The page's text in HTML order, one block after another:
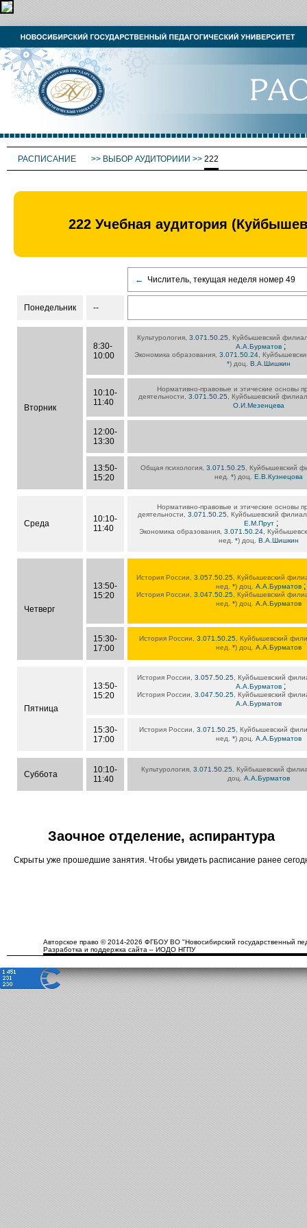
РАСПИСАНИЕ >> ВЫБОР АУДИТОРИИИ >> 222
222 Учебная аудитория
← Числитель, текущая неделя номер 49
Понедельник --
Вторник
8:30-
10:00
Культурология,3.071.50.25
, Куйбышевский
А.А.Бурматов ;
Экономика образования, 3.071.50.24 ,
*) доц.В.А.Шишкин
10:10-
11:40
Нормативно-правовые и этические основы
деятельности, 3.071.50.25 , Куйбышевский
О.И.Мезенцева
12:00-
13:30
13:50-
15:20
Общая психология,3.071.50.25
, Куйбышевский
нед.*) доц.Е.В.Кузнецова
Среда
10:10-
11:40
Нормативно-правовые и этические основы
деятельности, 3.071.50.25 , Куйбышевский
Е.М.Прут ;
Экономика образования,3.071.50.24 ,
нед.*) доц.В.А.Шишкин
Четверг
13:50-
15:20
История России, 3.057.50.25 , Куйбышевский
нед.*) доц.А.А.Бурматов ;
История России, 3.047.50.25 , Куйбышевский
нед.*) доц.А.А.Бурматов
15:30-
17:00
История России,3.071.50.25 , Куйбышевский
нед.*) доц.А.А.Бурматов
Пятница
13:50-
15:20
История России, 3.057.50.25 , Куйбышевский
А.А.Бурматов ;
История России, 3.047.50.25 , Куйбышевский
А.А.Бурматов
15:30-
17:00
История России,3.071.50.25 , Куйбышевский
нед.*) доц.А.А.Бурматов
Суббота
10:10-
11:40
Культурология, 3.071.50.25 , Куйбышевский
доц.А.А.Бурматов
Заочное отделение, аспирантура
Скрыты уже прошедшие занятия. Чтобы увидеть расписание ранее
Авторское право © 2014-2026 ФГБОУ ВО "Новосибирский государственный
Разработка и поддержка сайта – ИОДО НГПУ